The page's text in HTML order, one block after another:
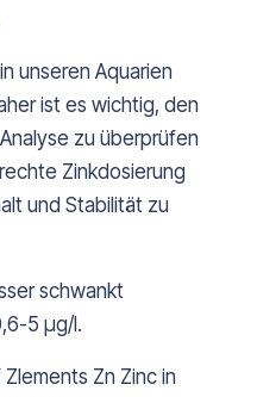
unseren Aquarien
ist es wichtig, den
zu überprüfen
Zinkdosierung
und Stabilität zu
schwankt
5 µg/l.
Zn Zinc in